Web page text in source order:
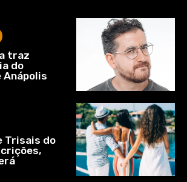
traz
do
Anápolis
Trisais do